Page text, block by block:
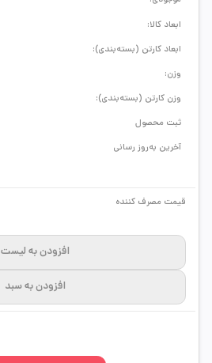
ابعاد کالا:
ابعاد کارتن (بسته‌بندی):
وزن:
وزن کارتن (بسته‌بندی):
ثبت محصول
آخرین به‌روز رسانی
قیمت مصرف کننده
افزودن به لیست
افزودن به سبد